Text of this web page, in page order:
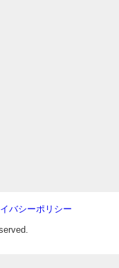
バシーポリシー